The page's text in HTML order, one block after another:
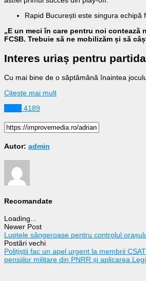
Rapid București este singura
„E un meci în care pentru noi
FCSB. Trebuie să ne mobilizăm și să
Interes uriaș pentru
Cu mai bine de o săptămână înaintea
Citeşte mai mult
4189
Autor: admin
Recomandate
Loading...
Newer Post
Luptele sângeroase pentru controlul
Postări vechi
Polițiștii fac un apel urgent la membrii
pensiilor militare din PNRR și aplicarea